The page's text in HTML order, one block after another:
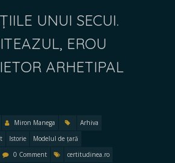
UNUI SECUI.
EROU
ARHETIPAL
Miron Manega
Arhiva
Istorie
Modelul de țară
0 Comment
certitudinea.ro